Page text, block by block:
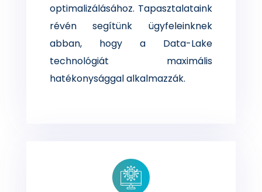
optimalizálásához. Tapasztalataink
révén segítünk ügyfeleinknek
abban, hogy a Data-Lake
technológiát maximális
hatékonysággal alkalmazzák.